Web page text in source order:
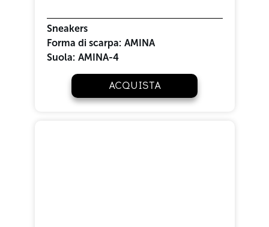
Sneakers
Forma di scarpa: AMINA
Suola: AMINA-4
ACQUISTA